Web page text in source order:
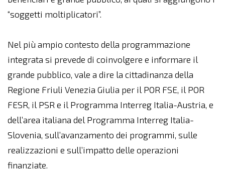
“soggetti moltiplicatori”.
Nel più ampio contesto della programmazione
integrata si prevede di coinvolgere e informare il
grande pubblico, vale a dire la cittadinanza della
Regione Friuli Venezia Giulia per il POR FSE, il POR
FESR, il PSR e il Programma Interreg Italia-Austria, e
dell’area italiana del Programma Interreg Italia-
Slovenia, sull’avanzamento dei programmi, sulle
realizzazioni e sull’impatto delle operazioni
finanziate.